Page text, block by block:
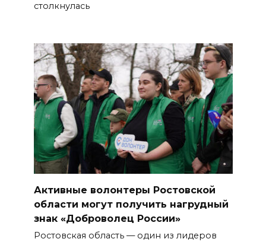
столкнулась
Активные волонтеры Ростовской
области могут получить нагрудный
знак «Доброволец России»
Ростовская область — один из лидеров